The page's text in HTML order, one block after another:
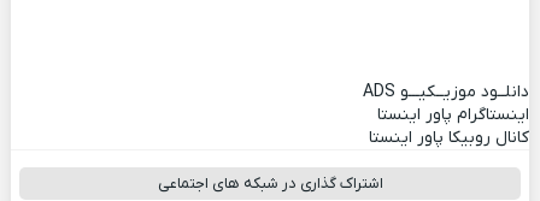
دانلــود موزیــکیـــو ADS
اینستاگرام پاور اینستا
کانال روبیکا پاور اینستا
اشتراک گذاری در شبکه های اجتماعی